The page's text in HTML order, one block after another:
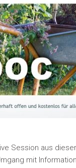
Session aus
mit